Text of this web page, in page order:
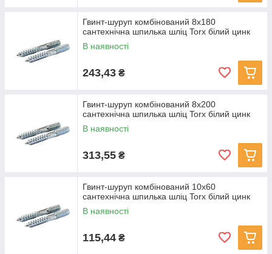
Гвинт-шуруп комбінований 8x180
сантехнічна шпилька шліц Torx білий цинк
В наявності
243,43 ₴
Гвинт-шуруп комбінований 8x200
сантехнічна шпилька шліц Torx білий цинк
В наявності
313,55 ₴
Гвинт-шуруп комбінований 10x60
сантехнічна шпилька шліц Torx білий цинк
В наявності
115,44 ₴